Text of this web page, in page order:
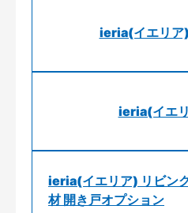
ieria(イエリア
ieria(イエ
ieria(イエリア) リビン
材 開き戸オプション